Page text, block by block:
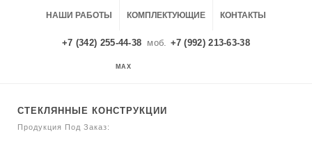
НАШИ РАБОТЫ КОМПЛЕКТУЮЩИЕ КОНТАКТЫ
+7 (342) 255-44-38 моб. +7 (992) 213-63-38
MAX
СТЕКЛЯННЫЕ КОНСТРУКЦИИ
Продукция Под Заказ: